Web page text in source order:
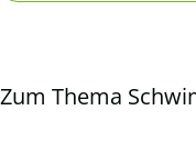
Zum Thema